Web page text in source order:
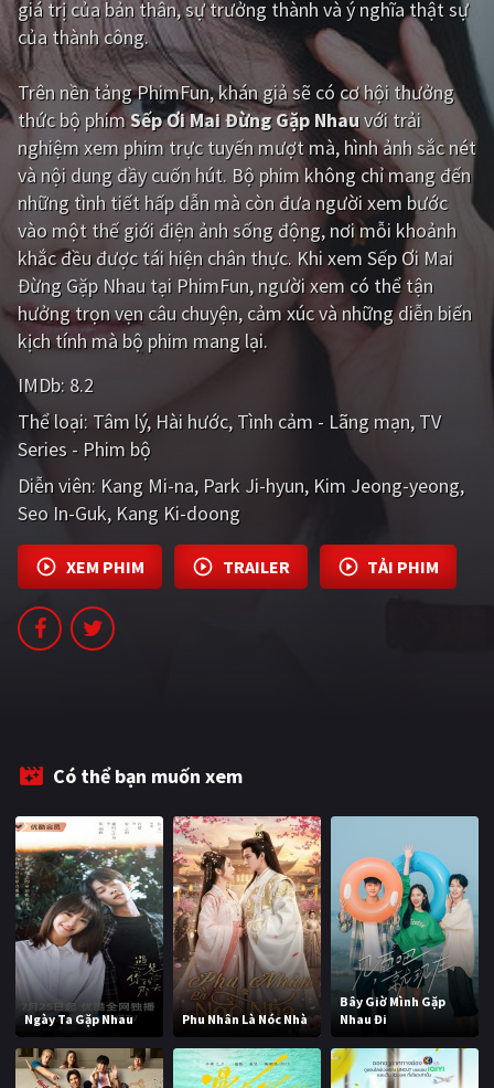
Giật gân Gia đình
Bí ẩn Lịch sử
Viễn Tây Tiểu sử
GameShow DramaTV
QUỐC GIA
Âu - Mỹ Trung Quốc - Hồng Kông
Hàn Quốc Nhật Bản
Tổng hợp
PHIM MỚI
PHIM BỘ
PHIM LẺ
PHIM CHIẾU RẠP
giá trị của bản thân, sự trưởng thành và ý nghĩa thật sự
của thành công.
Trên nền tảngPhimFun, khán giả sẽ có cơ hội thưởng
thức bộ phimSếp Ơi Mai Đừng Gặp Nhauvới trải
nghiệm xem phim trực tuyến mượt mà, hình ảnh sắc nét
và nội dung đầy cuốn hút. Bộ phim không chỉ mang đến
những tình tiết hấp dẫn mà còn đưa người xem bước
vào một thế giới điện ảnh sống động, nơi mỗi khoảnh
khắc đều được tái hiện chân thực. Khi xem Sếp Ơi Mai
Đừng Gặp Nhau tại PhimFun, người xem có thể tận
hưởng trọn vẹn câu chuyện, cảm xúc và những diễn biến
kịch tính mà bộ phim mang lại.
IMDb: 8.2
Thể loại: Tâm lý Hài hước Tình cảm - Lãng mạn TV
Series - Phim bộ
Diễn viên: Kang Mi-na Park Ji-hyun Kim Jeong-yeong
Seo In-Guk Kang Ki-doong
XEM PHIM TRAILER TẢI PHIM
Có thể bạn muốn xem
Ngày Ta Gặp Nhau Phu Nhân Là Nóc Nhà
Bây Giờ Mình Gặp
Nhau Đi